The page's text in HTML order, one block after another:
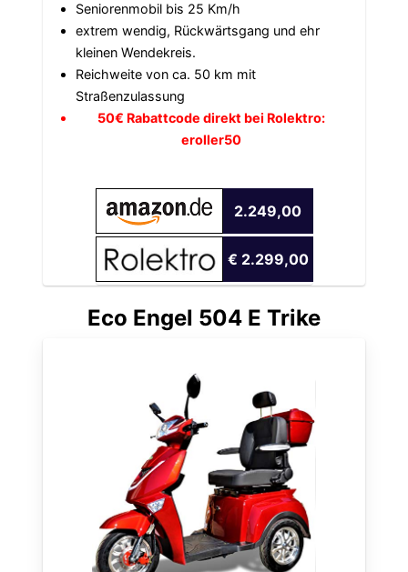
Seniorenmobil bis 25 Km/h
extrem wendig, Rückwärtsgang und ehr
kleinen Wendekreis.
Reichweite von ca. 50 km mit
Straßenzulassung
50€ Rabattcode direkt bei Rolektro:
eroller50
2.249,00
€ 2.299,00
Eco Engel 504 E Trike